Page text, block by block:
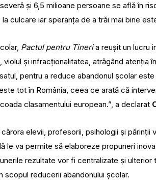
și 6,5 milioane persoane se află în
culcare iar speranța de a trăi mai bine
Pactul pentru Tineria reușit un lucru
și infracționalitatea, atrăgând atenția
pentru a reduce abandonul școlar
tot în România, ceea ce arată că
clasamentului european.”, a declarat
elevii, profesorii, psihologii și
va permite să elaboreze propuneri
rezultate vor fi centralizate și
reducerii abandonului școlar.